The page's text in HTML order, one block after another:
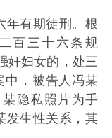
年有期徒刑。根
百三十六条规
奸妇女的，处三
中，被告人冯某
隐私照片为手
发生性关系，其